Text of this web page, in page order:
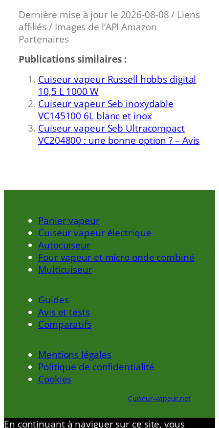
Dernière mise à jour le 2026-08-08 / Liens
affiliés / Images de l’API Amazon
Partenaires
Publications similaires :
Cuiseur vapeur Russell hobbs digital
10,5 L 1000 W
Cuiseur vapeur Seb inoxydable
VC145100 6L blanc et inox
Cuiseur vapeur Seb Ultracompact
VC204800 : une bonne option ? – Avis
Panier vapeur
Cuiseur vapeur électrique
Autocuiseur
Four vapeur et micro onde combiné
Multicuiseur
Guides
Avis et tests
Comparatifs
Mentions légales
Politique de confidentialité
Cookies
Cuiseur-vapeur.net
En continuant à naviguer sur ce site, vous